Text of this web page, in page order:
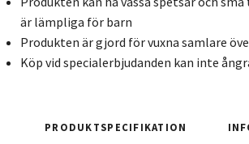
är lämpliga för barn
Produkten är gjord för vuxna samlare
Köp vid specialerbjudanden kan inte
PRODUKTSPECIFIKATION